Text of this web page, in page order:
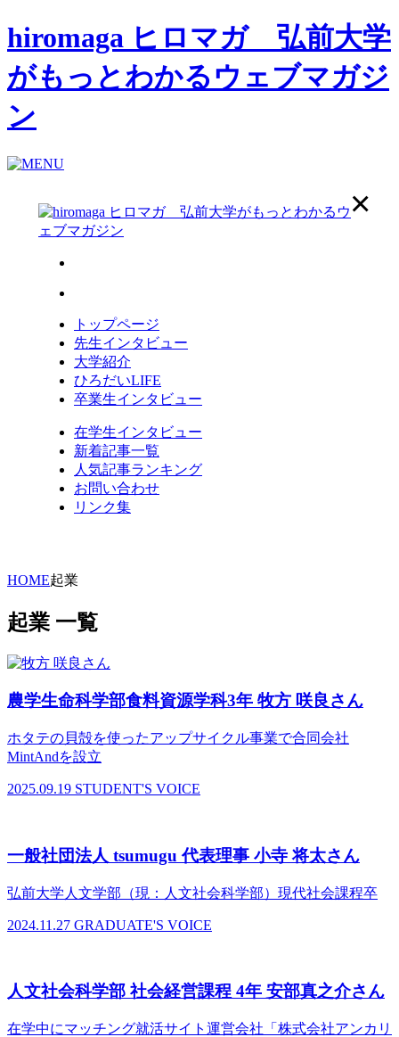
hiromaga ヒロマガ 弘前大学
がもっとわかるウェブマガジ
ン
トップページ
先生インタビュー
大学紹介
ひろだいLIFE
卒業生インタビュー
在学生インタビュー
新着記事一覧
人気記事ランキング
お問い合わせ
リンク集
HOME起業
起業 一覧
農学生命科学部食料資源学科3年 牧方 咲良さん
ホタテの貝殻を使ったアップサイクル事業で合同会社
MintAndを設立
2025.09.19 STUDENT'S VOICE
一般社団法人 tsumugu 代表理事 小寺 将太さん
弘前大学人文学部（現：人文社会科学部）現代社会課程卒
2024.11.27 GRADUATE'S VOICE
人文社会科学部 社会経営課程 4年 安部真之介さん
在学中にマッチング就活サイト運営会社「株式会社アンカリ